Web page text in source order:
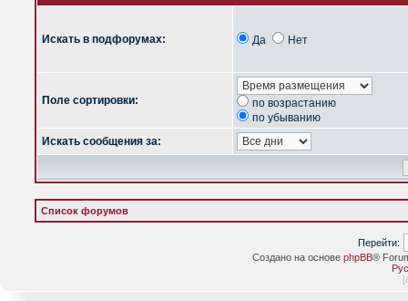
Искать в подфорумах: Да Нет
Поле сортировки:
по возрастанию
по убыванию
Искать сообщения за:
Список форумов
Перейти:
Создано на основе phpBB®
[